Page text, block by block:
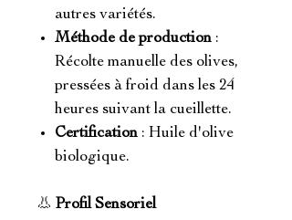
autres variétés.
Méthode de production :
Récolte manuelle des olives,
pressées à froid dans les 24
heures suivant la cueillette.
Certification : Huile d'olive
biologique.
👃 Profil Sensoriel